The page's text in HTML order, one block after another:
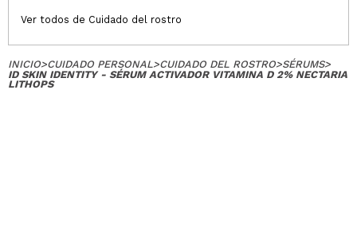
Ver todos de Cuidado del rostro
INICIO>CUIDADO PERSONAL>CUIDADO DEL ROSTRO>SÉRUMS>
ID SKIN IDENTITY - SÉRUM ACTIVADOR VITAMINA D 2% NECTARIA
LITHOPS